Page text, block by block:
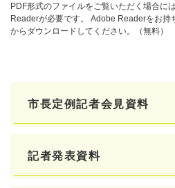
PDF形式のファイルをご覧いただく場合に
Readerが必要です。
Adobe Readerをお持
からダウンロードしてください。（無料）
市長定例記者会見資料
記者発表資料